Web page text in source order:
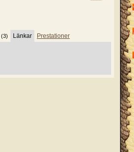
(3) Länkar Prestationer